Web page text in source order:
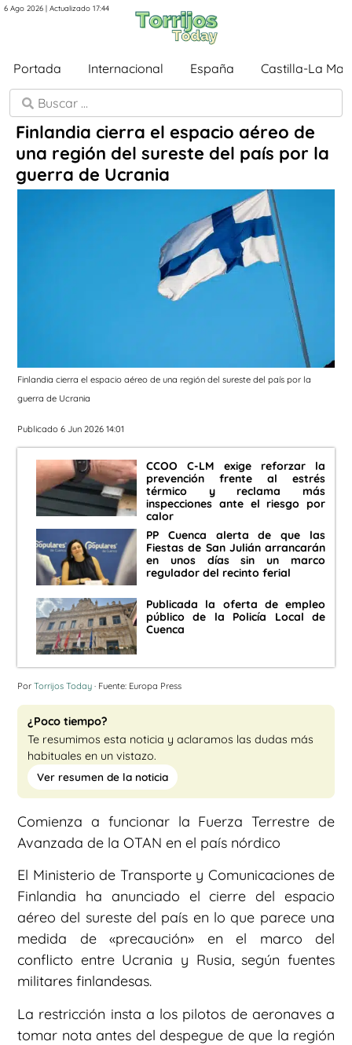
6 Ago 2026 | Actualizado 17:44
Portada Internacional España Castilla-La
Finlandia cierra el espacio aéreo de
una región del sureste del país por la
guerra de Ucrania
Finlandia cierra el espacio aéreo de una región del sureste del país por la
guerra de Ucrania
Publicado 6 Jun 2026 14:01
CCOO C-LM exige reforzar la
prevención frente al estrés
térmico y reclama más
inspecciones ante el riesgo por
calor
PP Cuenca alerta de que las
Fiestas de San Julián arrancarán
en unos días sin un marco
regulador del recinto ferial
Publicada la oferta de empleo
público de la Policía Local de
Cuenca
Por Torrijos Today · Fuente: Europa Press
¿Poco tiempo?
Te resumimos esta noticia y aclaramos las dudas más
habituales en un vistazo.
Ver resumen de la noticia
Comienza a funcionar la Fuerza Terrestre de
Avanzada de la OTAN en el país nórdico
El Ministerio de Transporte y Comunicaciones de
Finlandia ha anunciado el cierre del espacio
aéreo del sureste del país en lo que parece una
medida de «precaución» en el marco del
conflicto entre Ucrania y Rusia, según fuentes
militares finlandesas.
La restricción insta a los pilotos de aeronaves a
tomar nota antes del despegue de que la región